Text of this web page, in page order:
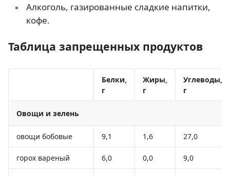
Алкоголь, газированные сладкие напитки,
кофе.
Таблица запрещенных продуктов
Белки,
г
Жиры,
г
Углеводы,
г
Овощи и зелень
овощи бобовые 9,1 1,6 27,0
горох вареный 6,0 0,0 9,0